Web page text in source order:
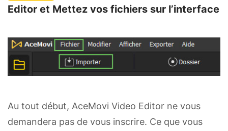
Editor et Mettez vos fichiers sur l’interface
Au tout début, AceMovi Video Editor ne vous
demandera pas de vous inscrire. Ce que vous